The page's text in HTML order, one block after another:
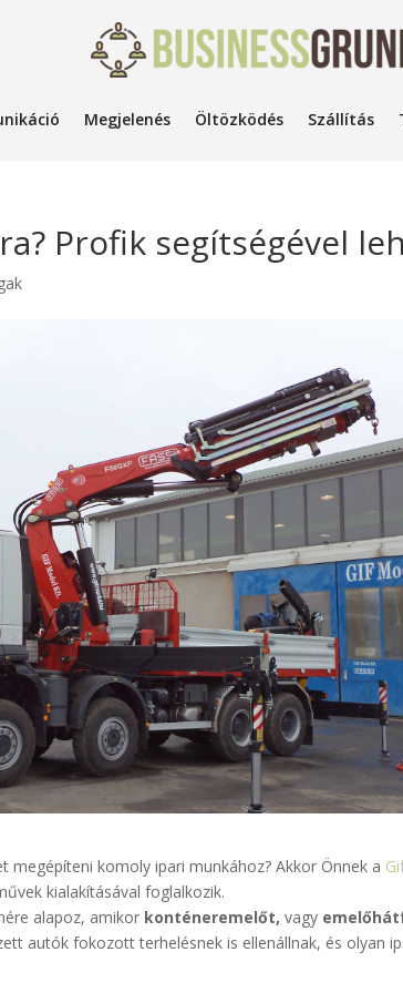
Megjelenés Öltözködés Szállítás
Profik segítségével
megépíteni komoly ipari munkához? Akkor Önnek a
kialakításával foglalkozik.
alapoz, amikor konténeremelőt,vagy
autók fokozott terhelésnek is ellenállnak, és olyan